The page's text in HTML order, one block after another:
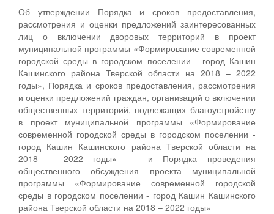
Об утверждении Порядка и сроков предоставления,
рассмотрения и оценки предложений заинтересованных
лиц о включении дворовых территорий в проект
муниципальной программы «Формирование современной
городской среды в городском поселении - город Кашин
Кашинского района Тверской области на 2018 – 2022
годы», Порядка и сроков предоставления, рассмотрения
и оценки предложений граждан, организаций о включении
общественных территорий, подлежащих благоустройству
в проект муниципальной программы «Формирование
современной городской среды в городском поселении -
город Кашин Кашинского района Тверской области на
2018 – 2022 годы» и Порядка проведения
общественного обсуждения проекта муниципальной
программы «Формирование современной городской
среды в городском поселении - город Кашин Кашинского
района Тверской области на 2018 – 2022 годы»